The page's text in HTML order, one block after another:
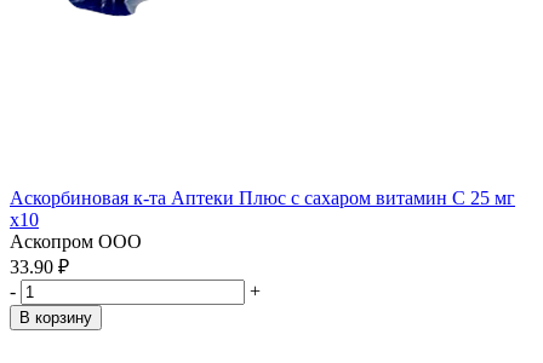
Аскорбиновая к-та Аптеки Плюс с сахаром витамин С 25 мг
x10
Аскопром ООО
33.90 ₽
-
+
В корзину